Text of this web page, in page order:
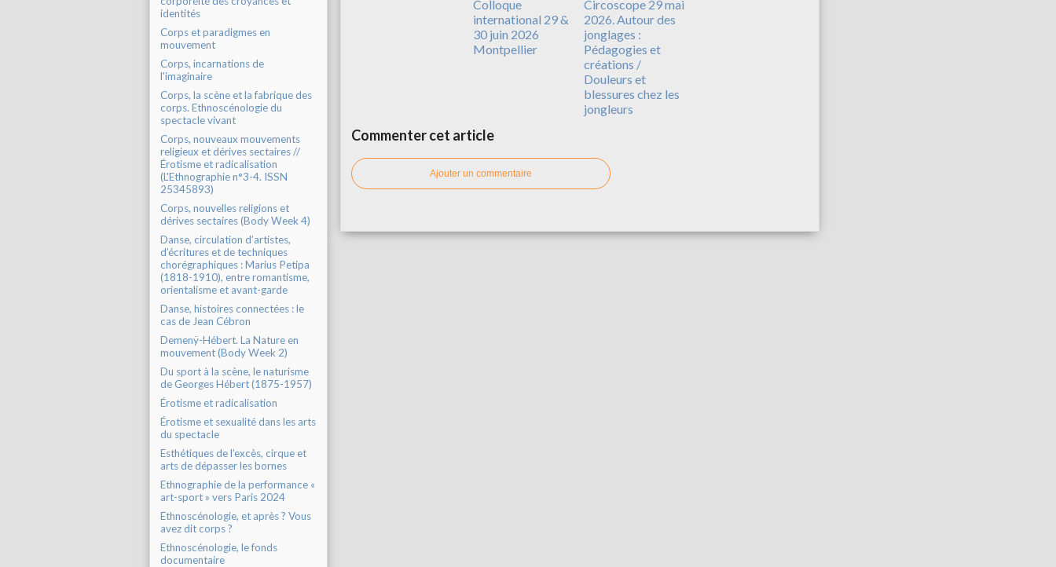
identités
Corps et paradigmes en
mouvement
Corps, incarnations de
l'imaginaire
Corps, la scène et la fabrique des
corps. Ethnoscénologie du
spectacle vivant
Corps, nouveaux mouvements
religieux et dérives sectaires //
Érotisme et radicalisation
(L'Ethnographie n°3-4. ISSN
25345893)
Corps, nouvelles religions et
dérives sectaires (Body Week 4)
Danse, circulation d’artistes,
d’écritures et de techniques
chorégraphiques : Marius Petipa
(1818-1910), entre romantisme,
orientalisme et avant-garde
Danse, histoires connectées : le
cas de Jean Cébron
Demenÿ-Hébert. La Nature en
mouvement (Body Week 2)
Du sport à la scène, le naturisme
de Georges Hébert (1875-1957)
Érotisme et radicalisation
Érotisme et sexualité dans les arts
du spectacle
Esthétiques de l’excès, cirque et
arts de dépasser les bornes
Ethnographie de la performance «
art-sport » vers Paris 2024
Ethnoscénologie, et après ? Vous
avez dit corps ?
Ethnoscénologie, le fonds
documentaire
Colloque
international 29 &
30 juin 2026
Montpellier
Circoscope 29 mai
2026. Autour des
jonglages :
Pédagogies et
créations /
Douleurs et
blessures chez les
jongleurs
Commenter cet article
Ajouter un commentaire